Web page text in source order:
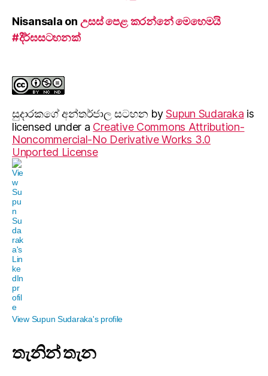
Nisansala on උසස් පෙළ කරන්නේ මෙහෙමයි
#දීර්ඝසටහනක්
සුදාරක‍ගේ අන්තර්ජාල සටහන bySupun Sudaraka is
licensed under a Creative Commons Attribution-
Noncommercial-No Derivative Works 3.0
Unported License
View Supun Sudaraka's profile
තැනින් තැන